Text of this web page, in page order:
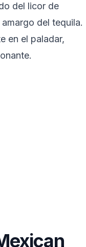
del licor de
del tequila.
en el paladar,